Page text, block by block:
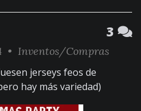
3
• Inventos/Compras
jerseys feos de
hay más variedad)